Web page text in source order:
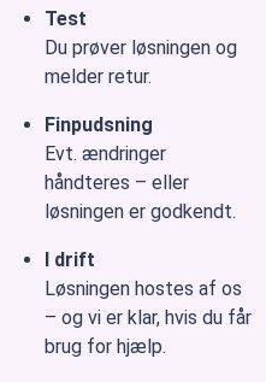
Test
Du prøver løsningen og
melder retur.
Finpudsning
Evt. ændringer
håndteres – eller
løsningen er godkendt.
I drift
Løsningen hostes af os
– og vi er klar, hvis du får
brug for hjælp.